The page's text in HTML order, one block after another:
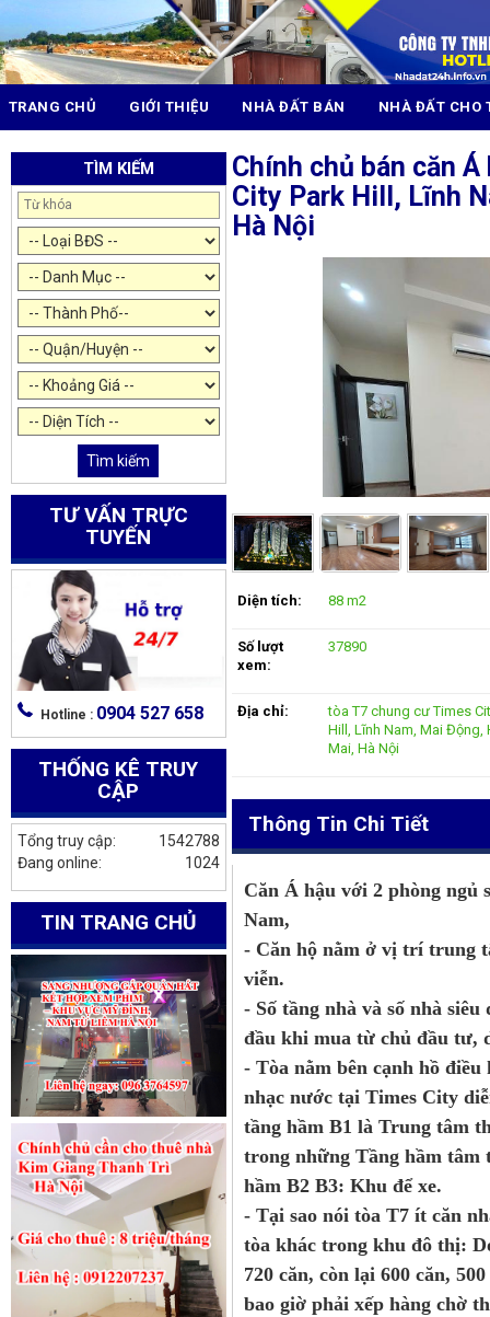
TRANG CHỦ GIỚI THIỆU NHÀ ĐẤT BÁN NHÀ ĐẤT CHO
TÌM KIẾM
Tìm kiếm
TƯ VẤN TRỰC
TUYẾN
Hotline : 0904 527 658
THỐNG KÊ TRUY
CẬP
1542788
Tổng truy cập:
1024
Đang online:
TIN TRANG CHỦ
Chính chủ bán căn
City Park Hill, Lĩnh
Hà Nội
Diện tích: 88 m2
Số lượt
xem:
37890
Địa chỉ:
tòa T7 chung cư Times
Hill, Lĩnh Nam, Mai Động,
Mai, Hà Nội
Thông Tin Chi Tiết
Căn Á hậu với 2 phòng ngủ
Nam,
- Căn hộ nằm ở vị trí trung
viễn.
- Số tầng nhà và số nhà
đầu khi mua từ chủ đầu tư,
- Tòa nằm bên cạnh hồ
nhạc nước tại Times City
tầng hầm B1 là Trung tâm
trong những Tầng hầm tâm
hầm B2 B3: Khu để xe.
- Tại sao nói tòa T7 ít căn
tòa khác trong khu đô thị:
720 căn, còn lại 600 căn,
bao giờ phải xếp hàng chờ